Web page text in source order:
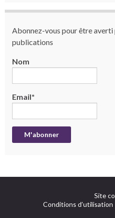
Abonnez-vous pour être averti
publications
Nom
Email*
Site
Conditions d’utilisation